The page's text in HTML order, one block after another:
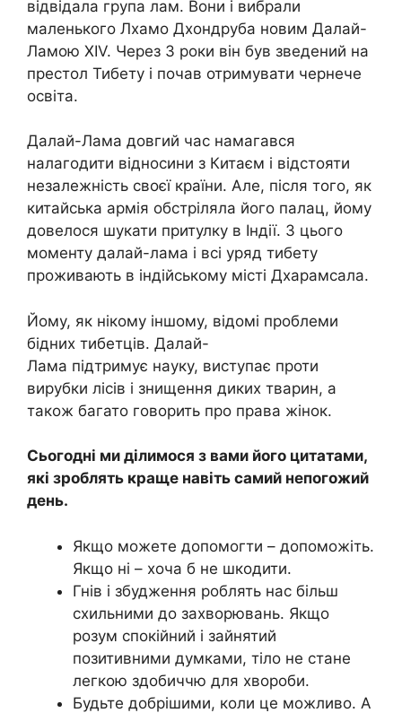
відвідала група лам. Вони і вибрали
маленького Лхамо Дхондруба новим Далай-
Ламою XIV. Через 3 роки він був зведений на
престол Тибету і почав отримувати чернече
освіта.
Далай-Лама довгий час намагався
налагодити відносини з Китаєм і відстояти
незалежність своєї країни. Але, після того, як
китайська армія обстріляла його палац, йому
довелося шукати притулку в Індії. З цього
моменту далай-лама і всі уряд тибету
проживають в індійському місті Дхарамсала.
Йому, як нікому іншому, відомі проблеми
бідних тибетців. Далай-
Лама підтримує науку, виступає проти
вирубки лісів і знищення диких тварин, а
також багато говорить про права жінок.
Сьогодні ми ділимося з вами його цитатами,
які зроблять краще навіть самий непогожий
день.
Якщо можете допомогти – допоможіть.
Якщо ні – хоча б не шкодити.
Гнів і збудження роблять нас більш
схильними до захворювань. Якщо
розум спокійний і зайнятий
позитивними думками, тіло не стане
легкою здобиччю для хвороби.
Будьте добрішими, коли це можливо. А